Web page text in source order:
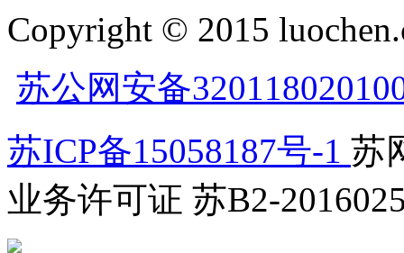
Copyright © 2015
苏公网安备
苏ICP备15058187号-1 苏
业务许可证 苏B2-